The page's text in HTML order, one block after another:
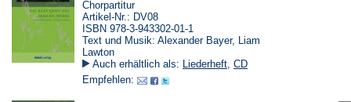
Chorpartitur
Artikel-Nr.: DV08
ISBN 978-3-943302-01-1
Text und Musik: Alexander Bayer, Liam
Lawton
Auch erhältlich als: Liederheft, CD
Empfehlen: